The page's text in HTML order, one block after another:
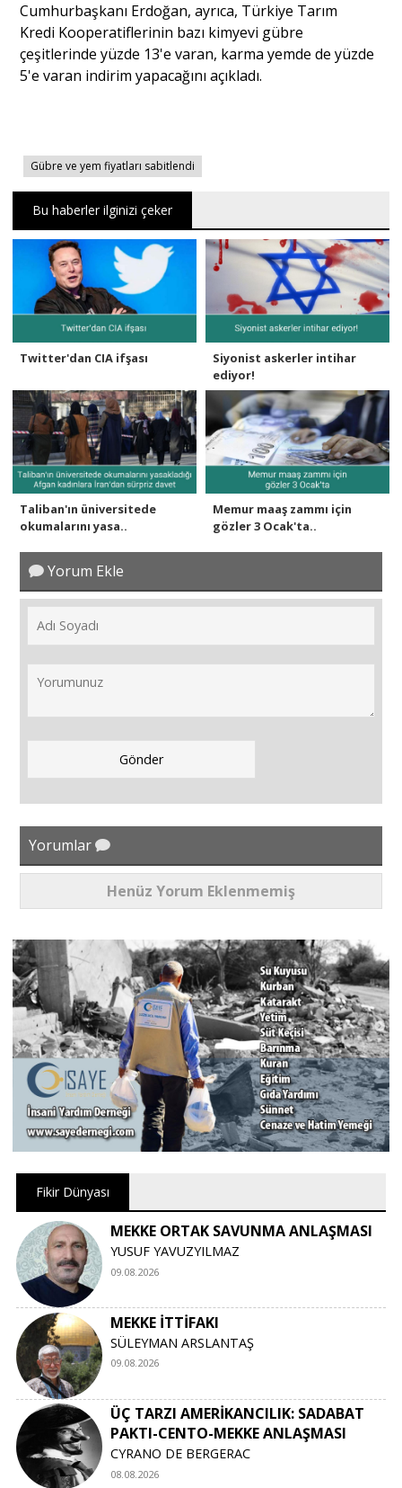
Ankara Analiz
Cumhurbaşkanı Erdoğan, ayrıca, Türkiye Tarım
Kredi Kooperatiflerinin bazı kimyevi gübre
çeşitlerinde yüzde 13'e varan, karma yemde de yüzde
5'e varan indirim yapacağını açıkladı.
Gübre ve yem fiyatları sabitlendi
Bu haberler ilginizi çeker
Twitter'dan CIA ifşası
Siyonist askerler intihar
ediyor!
Taliban'ın üniversitede
okumalarını yasa..
Memur maaş zammı için
gözler 3 Ocak'ta..
Yorum Ekle
Yorumlar
Henüz Yorum Eklenmemiş
Fikir Dünyası
MEKKE ORTAK SAVUNMA ANLAŞMASI
YUSUF YAVUZYILMAZ
09.08.2026
MEKKE İTTİFAKI
SÜLEYMAN ARSLANTAŞ
09.08.2026
ÜÇ TARZI AMERİKANCILIK: SADABAT
PAKTI-CENTO-MEKKE ANLAŞMASI
CYRANO DE BERGERAC
08.08.2026